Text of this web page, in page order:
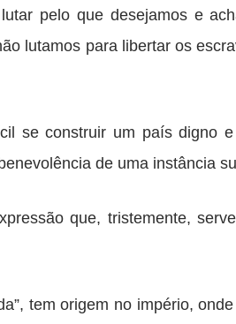
pelo que desejamos e
lutamos para libertar os
se construir um país digno
de uma instância
que, tristemente,
tem origem no império,